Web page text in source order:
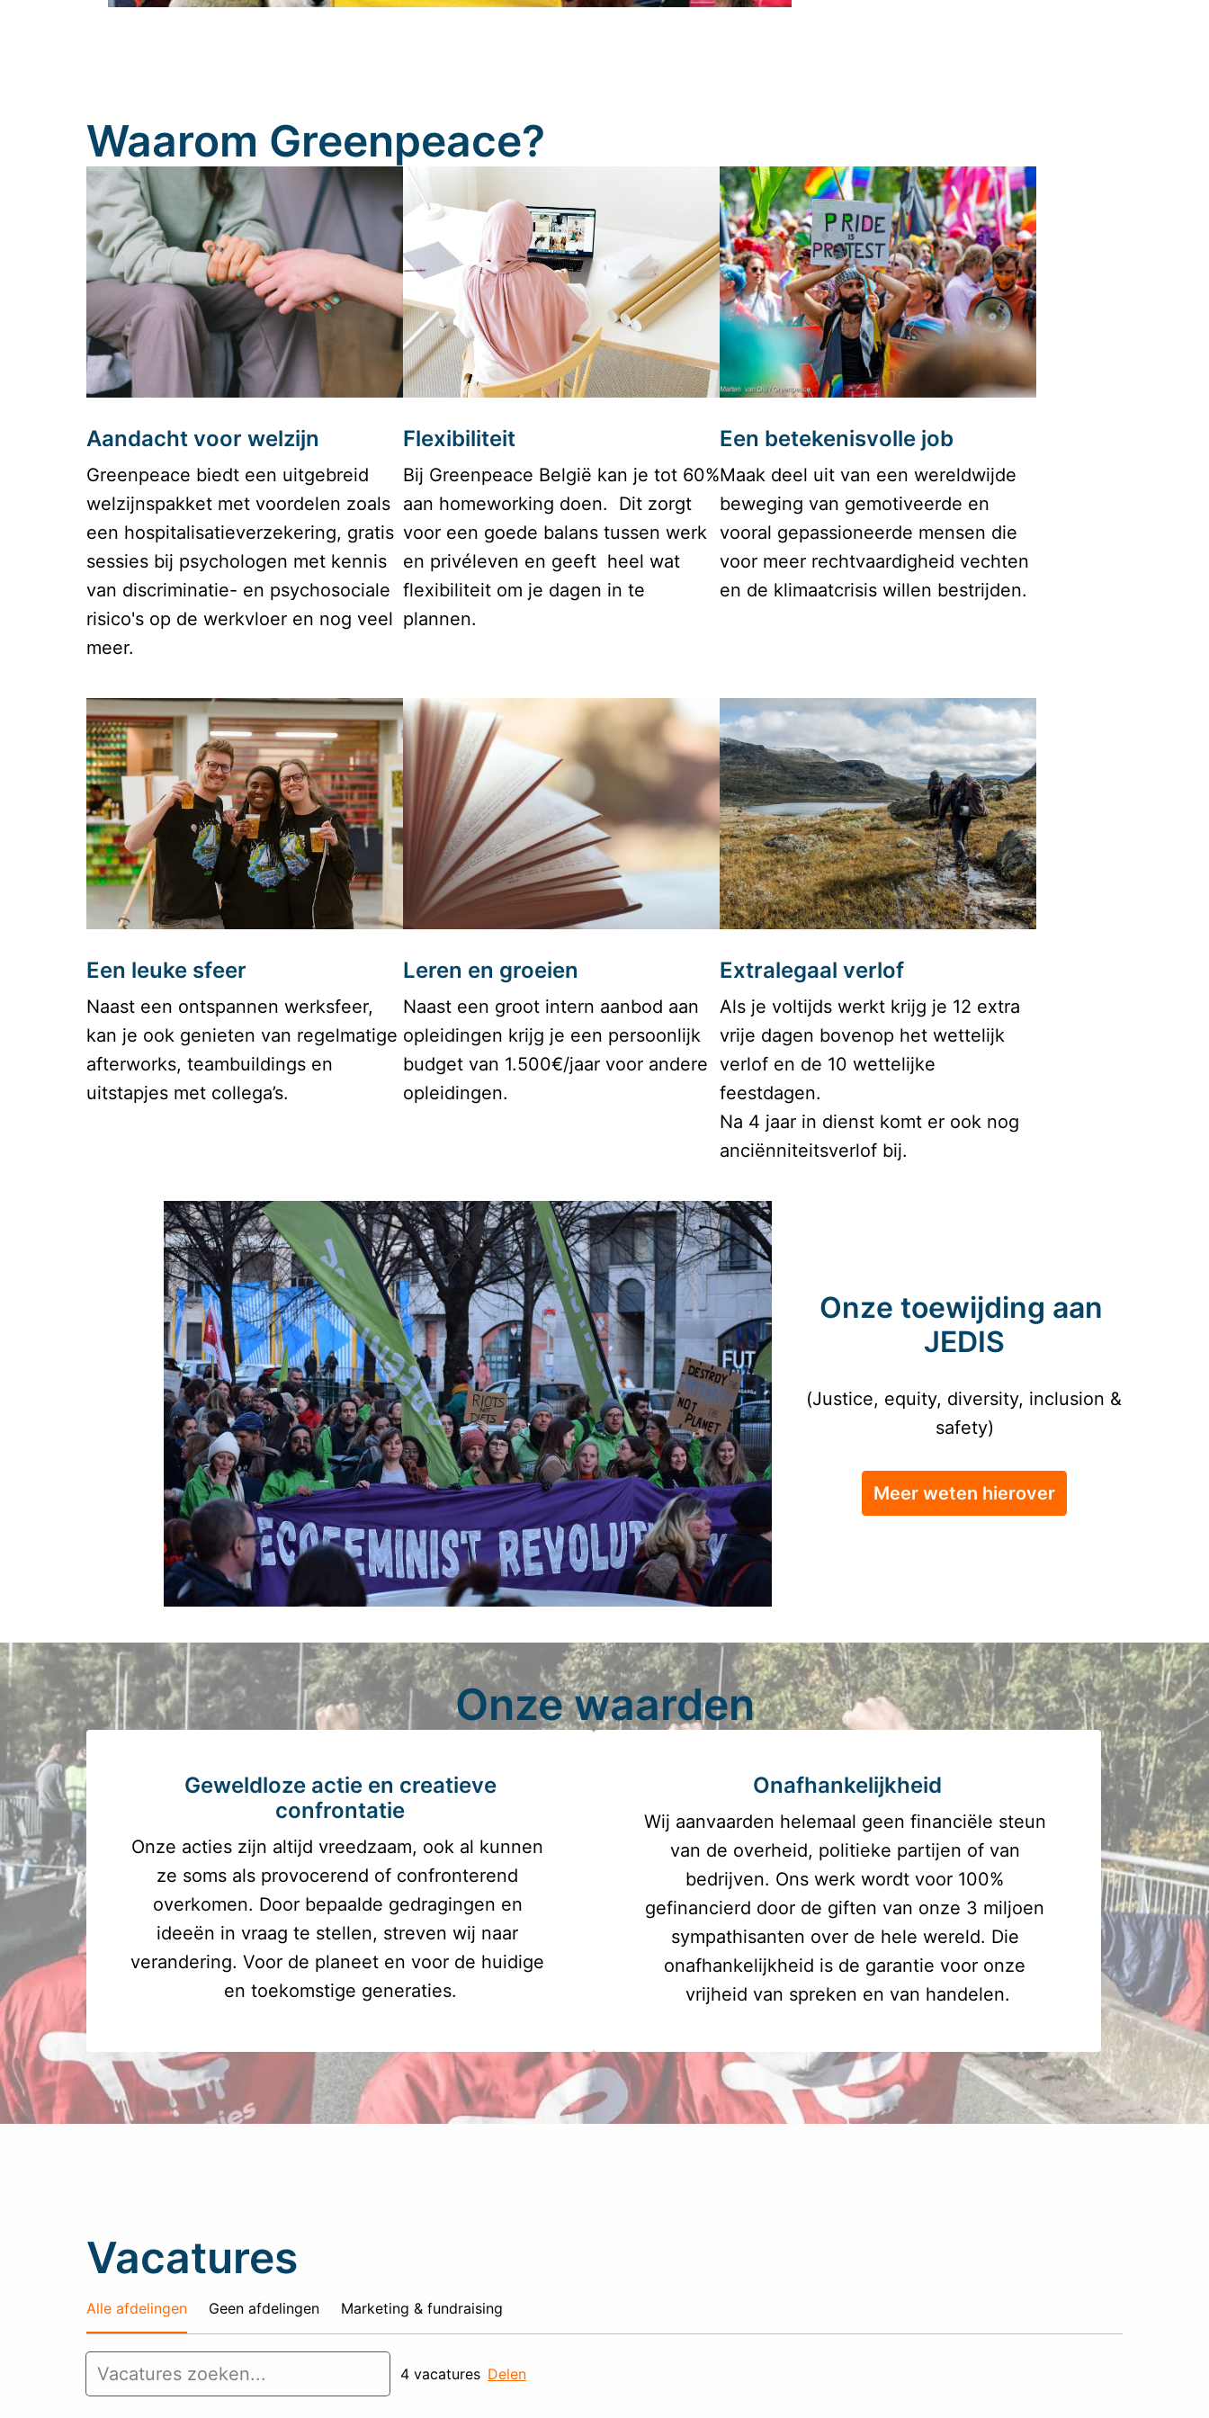
Waarom Greenpeace?
Aandacht voor welzijn
Greenpeace biedt een uitgebreid
welzijnspakket met voordelen zoals
een hospitalisatieverzekering, gratis
sessies bij psychologen met kennis
van discriminatie- en psychosociale
risico's op de werkvloer en nog veel
meer.
Flexibiliteit
Bij Greenpeace België kan je tot 60%
aan homeworking doen.  Dit zorgt
voor een goede balans tussen werk
en privéleven en geeft  heel wat
flexibiliteit om je dagen in te
plannen.
Een betekenisvolle job
Maak deel uit van een wereldwijde
beweging van gemotiveerde en
vooral gepassioneerde mensen die
voor meer rechtvaardigheid vechten
en de klimaatcrisis willen bestrijden.
Een leuke sfeer
Naast een ontspannen werksfeer,
kan je ook genieten van regelmatige
afterworks, teambuildings en
uitstapjes met collega’s.
Leren en groeien
Naast een groot intern aanbod aan
opleidingen krijg je een persoonlijk
budget van 1.500€/jaar voor andere
opleidingen.
Extralegaal verlof
Als je voltijds werkt krijg je 12 extra
vrije dagen bovenop het wettelijk
verlof en de 10 wettelijke
feestdagen.
Na 4 jaar in dienst komt er ook nog
anciënniteitsverlof bij.
Onze toewijding aan
JEDIS
(Justice, equity, diversity, inclusion &
safety)
Meer weten hierover
Onze waarden
Geweldloze actie en creatieve
confrontatie
Onze acties zijn altijd vreedzaam, ook al kunnen
ze soms als provocerend of confronterend
overkomen. Door bepaalde gedragingen en
ideeën in vraag te stellen, streven wij naar
verandering. Voor de planeet en voor de huidige
en toekomstige generaties.
Onafhankelijkheid
Wij aanvaarden helemaal geen financiële steun
van de overheid, politieke partijen of van
bedrijven. Ons werk wordt voor 100%
gefinancierd door de giften van onze 3 miljoen
sympathisanten over de hele wereld. Die
onafhankelijkheid is de garantie voor onze
vrijheid van spreken en van handelen.
Vacatures
Alle afdelingen Geen afdelingen Marketing & fundraising
4 vacatures Delen